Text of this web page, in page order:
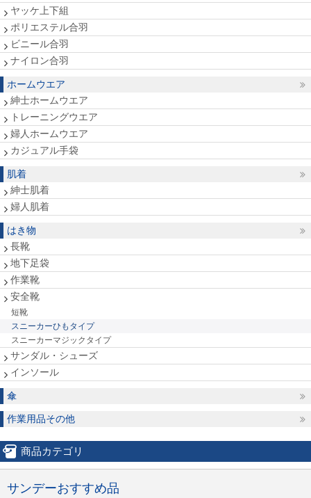
ヤッケ上下組
ポリエステル合羽
ビニール合羽
ナイロン合羽
ホームウエア
紳士ホームウエア
トレーニングウエア
婦人ホームウエア
カジュアル手袋
肌着
紳士肌着
婦人肌着
はき物
長靴
地下足袋
作業靴
安全靴
短靴
スニーカーひもタイプ
スニーカーマジックタイプ
サンダル・シューズ
インソール
傘
作業用品その他
商品カテゴリ
サンデーおすすめ品